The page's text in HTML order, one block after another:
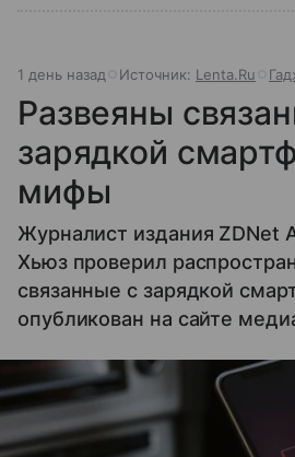
1 день назад Источник: Lenta.Ru
Развеяны
зарядкой
мифы
Журналист издания ZDNet
Хьюз проверил
связанные с зарядкой
опубликован на сайте